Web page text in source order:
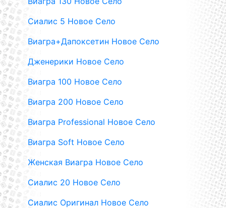
Сиалис 5 Новое Село
Виагра+Дапоксетин Новое Село
Дженерики Новое Село
Виагра 100 Новое Село
Виагра 200 Новое Село
Виагра Professional Новое Село
Виагра Soft Новое Село
Женская Виагра Новое Село
Сиалис 20 Новое Село
Сиалис Оригинал Новое Село